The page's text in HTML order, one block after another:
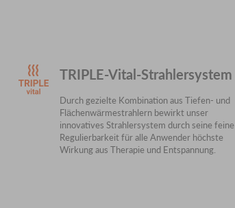
TRIPLE-Vital-Strahlersystem
Durch gezielte Kombination aus Tiefen- und
Flächenwärmestrahlern bewirkt unser
innovatives Strahlersystem durch seine feine
Regulierbarkeit für alle Anwender höchste
Wirkung aus Therapie und Entspannung.